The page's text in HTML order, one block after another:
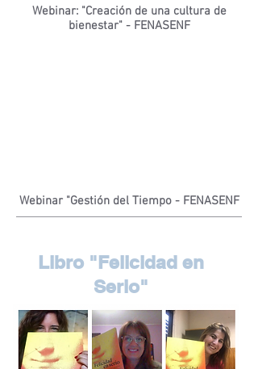
Webinar: "Creación de una cultura de
bienestar" - FENASENF
Webinar "Gestión del Tiempo - FENASENF
Libro "Felicidad en
Serio"